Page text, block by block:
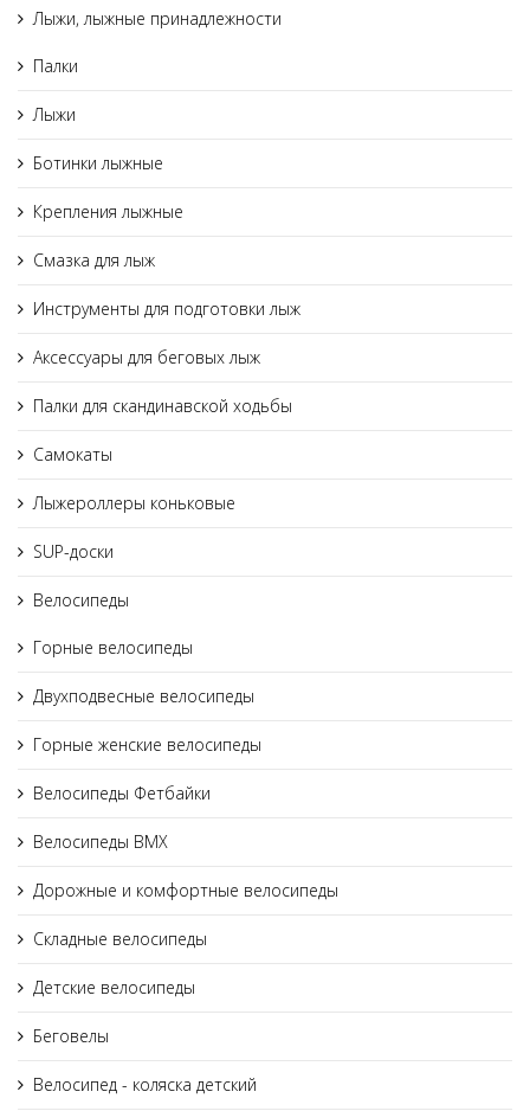
Лыжи, лыжные принадлежности
Палки
Лыжи
Ботинки лыжные
Крепления лыжные
Смазка для лыж
Инструменты для подготовки лыж
Аксессуары для беговых лыж
Палки для скандинавской ходьбы
Самокаты
Лыжероллеры коньковые
SUP-доски
Велосипеды
Горные велосипеды
Двухподвесные велосипеды
Горные женские велосипеды
Велосипеды Фетбайки
Велосипеды BMX
Дорожные и комфортные велосипеды
Складные велосипеды
Детские велосипеды
Беговелы
Велосипед - коляска детский